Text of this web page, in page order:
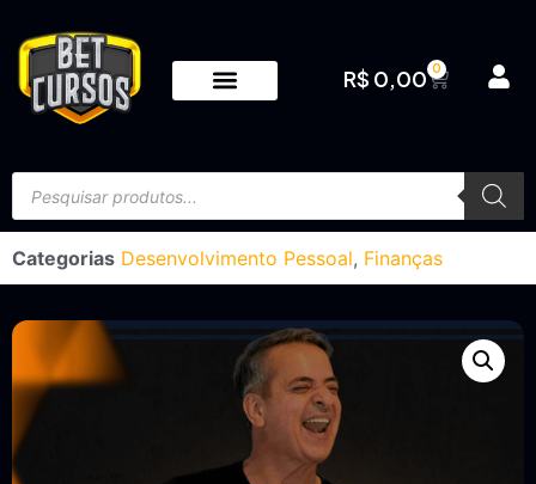
R$ 0,00 0
Categorias Desenvolvimento Pessoal, Finanças